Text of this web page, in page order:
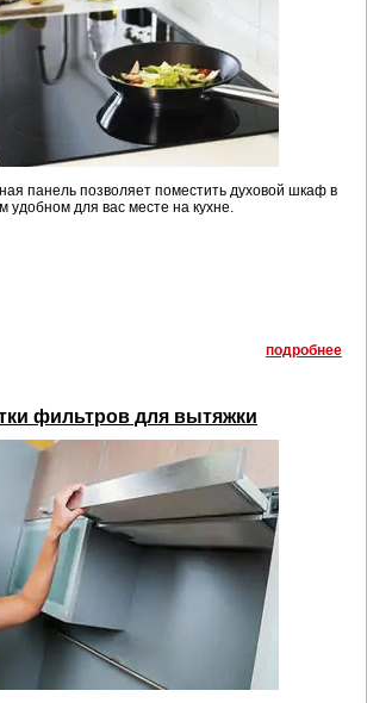
панель позволяет поместить духовой шкаф в
удобном для вас месте на кухне.
подробнее
фильтров для вытяжки